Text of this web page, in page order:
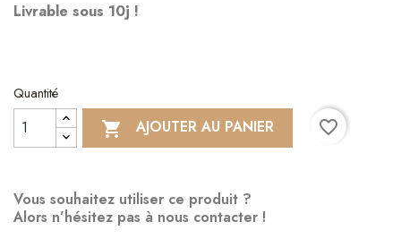
Livrable sous 10j !
Quantité
 AJOUTER AU PANIER favorite_border
Vous souhaitez utiliser ce produit ?
Alors n’hésitez pas à nous contacter !